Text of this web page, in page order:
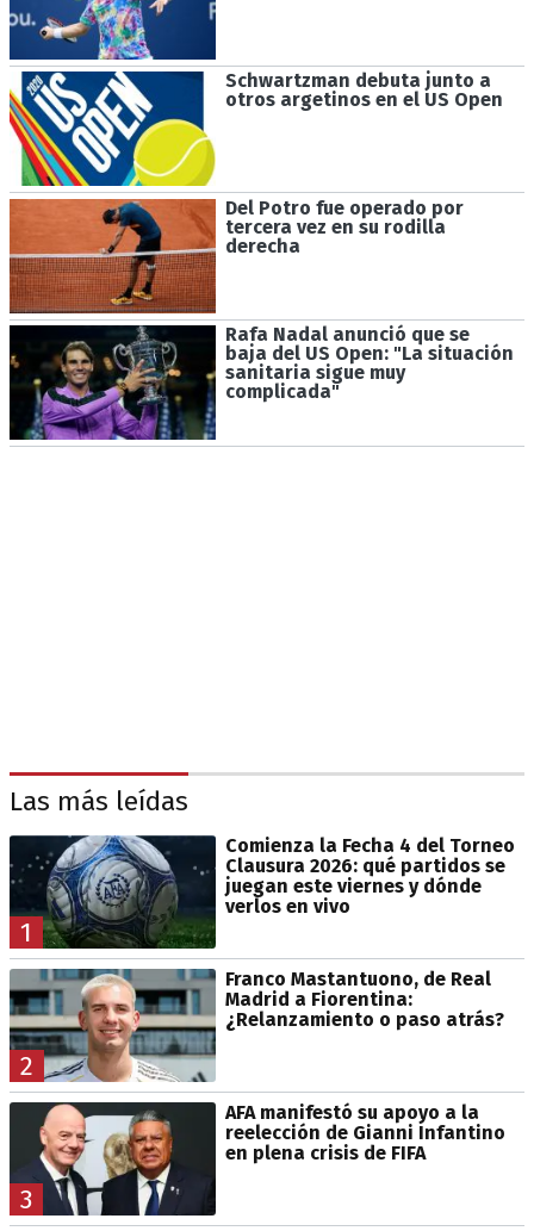
Schwartzman debuta junto a
otros argetinos en el US Open
Del Potro fue operado por
tercera vez en su rodilla
derecha
Rafa Nadal anunció que se
baja del US Open: "La situación
sanitaria sigue muy
complicada"
Las más leídas
1
Comienza la Fecha 4 del Torneo
Clausura 2026: qué partidos se
juegan este viernes y dónde
verlos en vivo
2
Franco Mastantuono, de Real
Madrid a Fiorentina:
¿Relanzamiento o paso atrás?
3
AFA manifestó su apoyo a la
reelección de Gianni Infantino
en plena crisis de FIFA